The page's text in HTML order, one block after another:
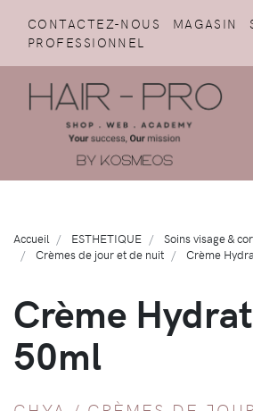
CONTACTEZ-NOUS MAGASIN
PROFESSIONNEL
Accueil ESTHETIQUE Soins visage &
Crèmes de jour et de nuit
Crème
Crème
50ml